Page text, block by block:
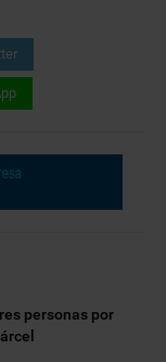
personas por